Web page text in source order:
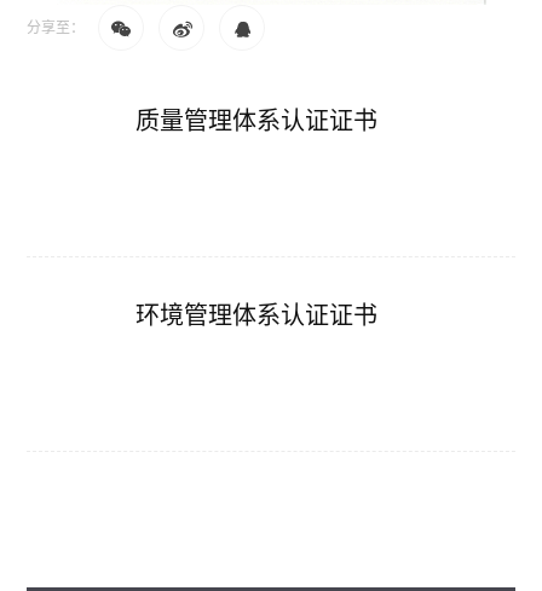
分享至：
质量管理体系认证证书
环境管理体系认证证书